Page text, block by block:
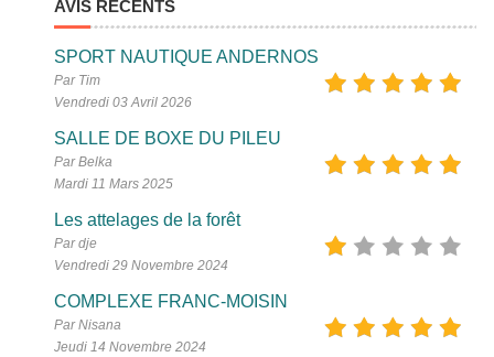
AVIS RÉCENTS
SPORT NAUTIQUE ANDERNOS
Par Tim
Vendredi 03 Avril 2026
SALLE DE BOXE DU PILEU
Par Belka
Mardi 11 Mars 2025
Les attelages de la forêt
Par dje
Vendredi 29 Novembre 2024
COMPLEXE FRANC-MOISIN
Par Nisana
Jeudi 14 Novembre 2024